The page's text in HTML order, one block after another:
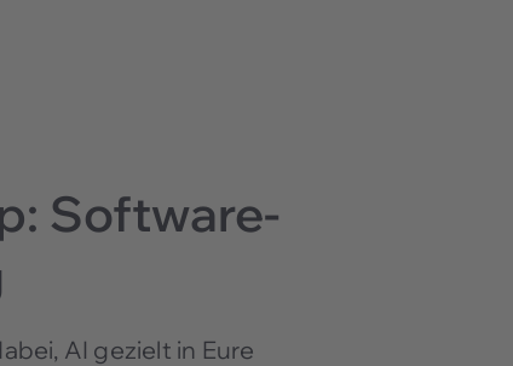
Software-
AI gezielt in Eure